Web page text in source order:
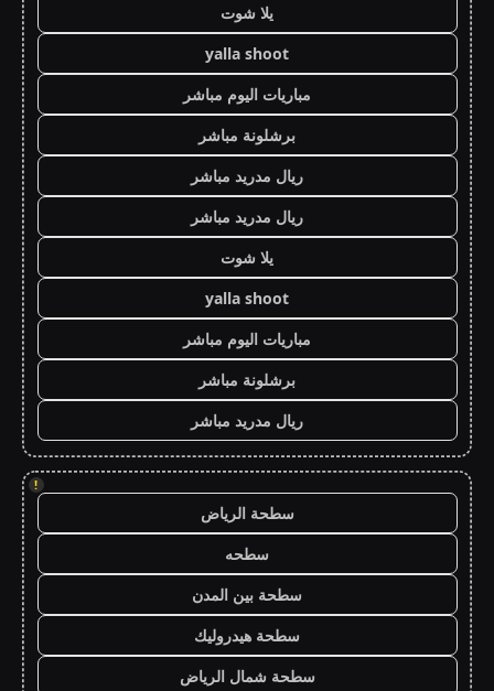
يلا شوت
yalla shoot
مباريات اليوم مباشر
برشلونة مباشر
ريال مدريد مباشر
ريال مدريد مباشر
يلا شوت
yalla shoot
مباريات اليوم مباشر
برشلونة مباشر
ريال مدريد مباشر
!
سطحة الرياض
سطحه
سطحة بين المدن
سطحة هيدروليك
سطحة شمال الرياض